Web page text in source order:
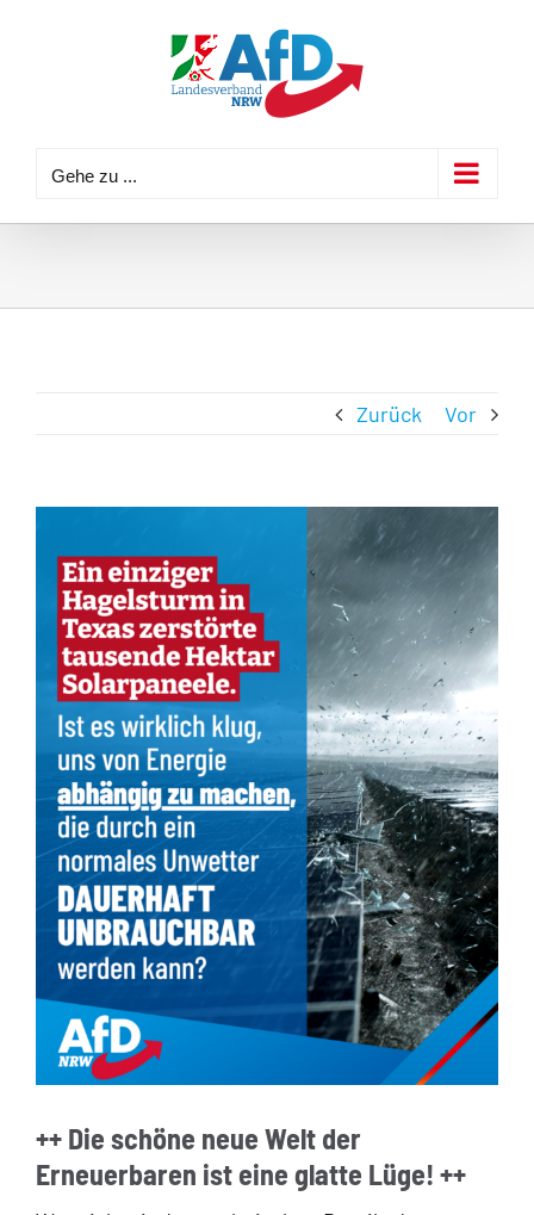
Gehe zu ...
Zurück Vor
++ Die schöne neue Welt der
Erneuerbaren ist eine glatte Lüge! ++